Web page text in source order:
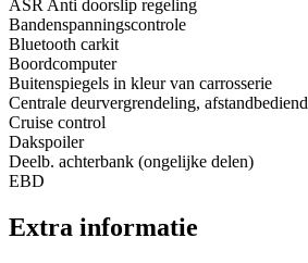
ASR Anti doorslip regeling
Bandenspanningscontrole
Bluetooth carkit
Boordcomputer
Buitenspiegels in kleur van carrosserie
Centrale deurvergrendeling, afstandbediend
Cruise control
Dakspoiler
Deelb. achterbank (ongelijke delen)
EBD
Extra informatie